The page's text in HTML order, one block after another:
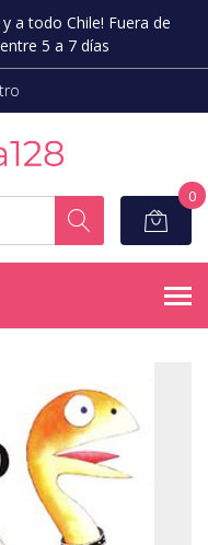
a todo Chile! Fuera de
5 a 7 días
0